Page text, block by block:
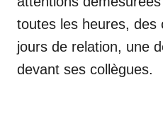
toutes les heures, des
jours de relation, une
devant ses collègues.